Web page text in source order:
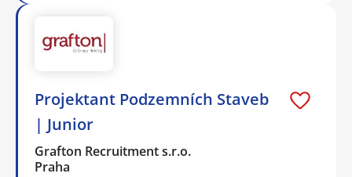
Projektant Podzemních Staveb
| Junior
Grafton Recruitment s.r.o.
Praha